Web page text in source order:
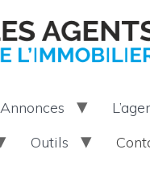
Annonces
Outils